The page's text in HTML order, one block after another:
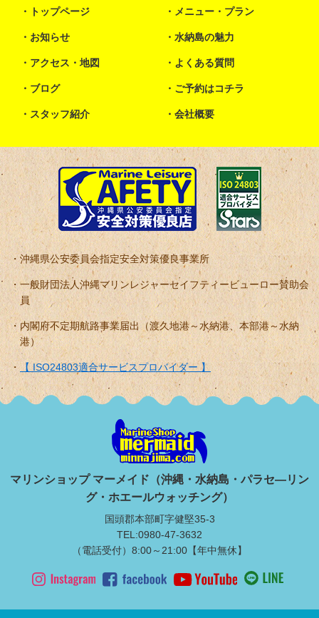
トップページ メニュー・プラン
お知らせ 水納島の魅力
アクセス・地図 よくある質問
ブログ ご予約はコチラ
スタッフ紹介 会社概要
沖縄県公安委員会指定安全対策優良事業所
一般財団法人沖縄マリンレジャーセイフティービューロー賛助会
員
内閣府不定期航路事業届出（渡久地港～水納港、本部港～水納
港）
【 ISO24803適合サービスプロバイダー 】
マリンショップ マーメイド（沖縄・水納島・パラセ―リン
グ・ホエールウォッチング）
国頭郡本部町字健堅35-3
TEL:0980-47-3632
（電話受付）8:00～21:00【年中無休】